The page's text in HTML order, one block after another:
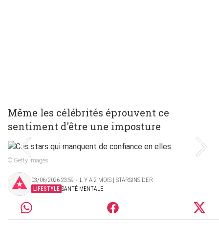
Même les célébrités éprouvent ce
sentiment d'être une imposture
© Getty Images
03/06/2026 23:59 ‧ IL Y A 2 MOIS | STARSINSIDER
LIFESTYLE SANTÉ MENTALE